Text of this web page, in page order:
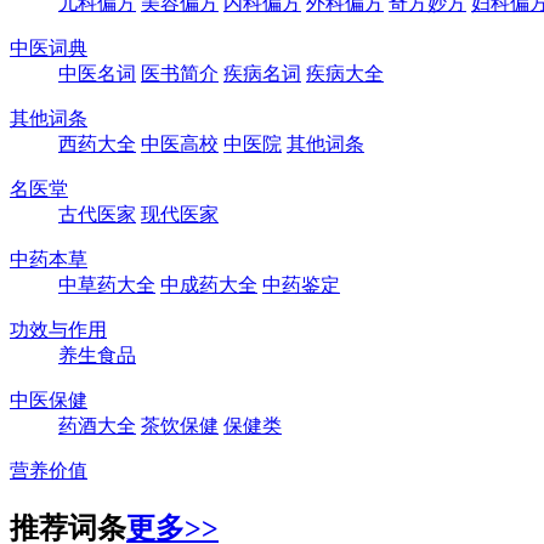
中医词典
中医名词 医书简介 疾病名词 疾病大全
其他词条
西药大全 中医高校 中医院 其他词条
名医堂
古代医家 现代医家
中药本草
中草药大全 中成药大全 中药鉴定
功效与作用
养生食品
中医保健
药酒大全 茶饮保健 保健类
营养价值
推荐词条更多>>